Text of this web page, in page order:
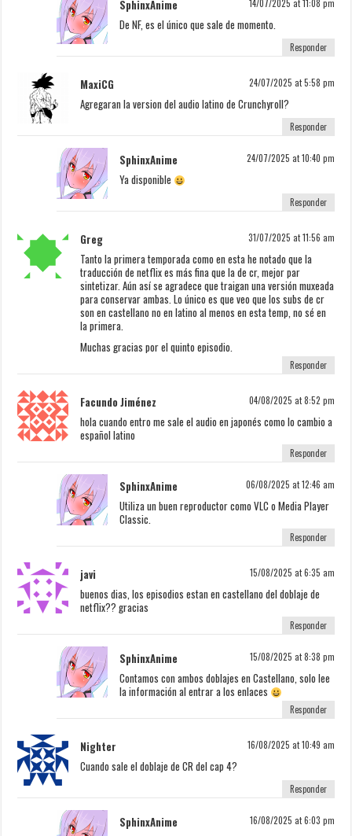
SphinxAnime 14/07/2025 at 11:08 pm
De NF, es el único que sale de momento.
Responder
MaxiCG 24/07/2025 at 5:58 pm
Agregaran la version del audio latino de Crunchyroll?
Responder
SphinxAnime 24/07/2025 at 10:40 pm
Ya disponible
Responder
Greg 31/07/2025 at 11:56 am
Tanto la primera temporada como en esta he notado que la
traducción de netflix es más fina que la de cr, mejor par
sintetizar. Aún así se agradece que traigan una versión muxeada
para conservar ambas. Lo único es que veo que los subs de cr
son en castellano no en latino al menos en esta temp, no sé en
la primera.
Muchas gracias por el quinto episodio.
Responder
Facundo Jiménez 04/08/2025 at 8:52 pm
hola cuando entro me sale el audio en japonés como lo cambio a
español latino
Responder
SphinxAnime 06/08/2025 at 12:46 am
Utiliza un buen reproductor como VLC o Media Player
Classic.
Responder
javi 15/08/2025 at 6:35 am
buenos dias, los episodios estan en castellano del doblaje de
netflix?? gracias
Responder
SphinxAnime 15/08/2025 at 8:38 pm
Contamos con ambos doblajes en Castellano, solo lee
la información al entrar a los enlaces
Responder
Nighter 16/08/2025 at 10:49 am
Cuando sale el doblaje de CR del cap 4?
Responder
SphinxAnime 16/08/2025 at 6:03 pm